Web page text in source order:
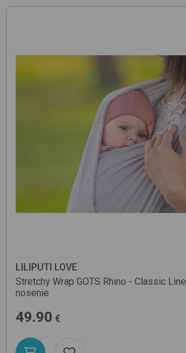
LILIPUTI LOVE
Stretchy Wrap GOTS Rhino - Classic Line
nosenie
49.90 €